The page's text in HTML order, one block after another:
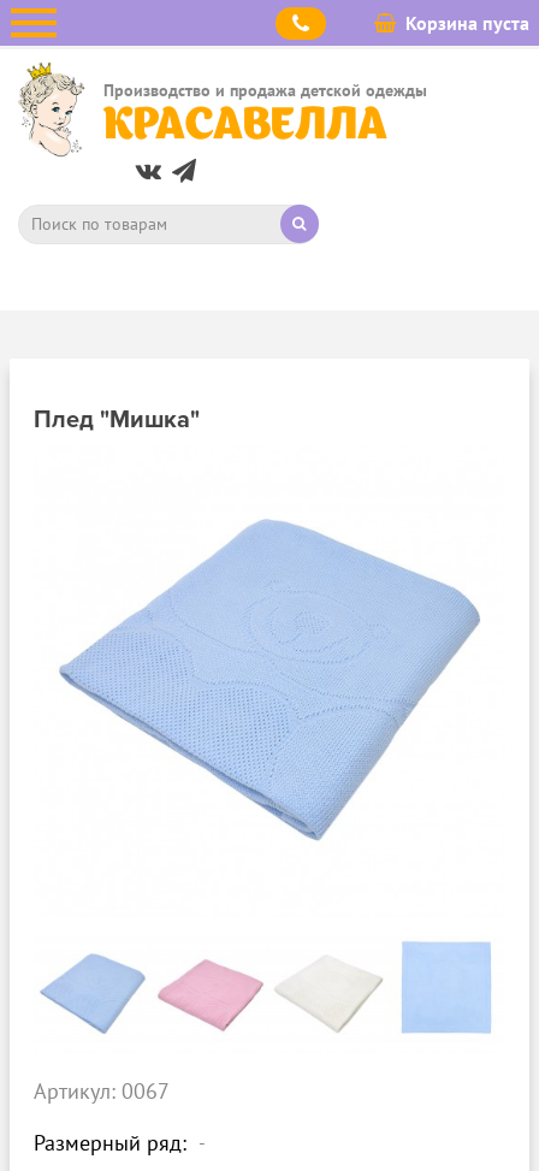
Производство и продажа детской одежды
КРАСАВЕЛЛА
Корзина пуста
Плед "Мишка"
Артикул: 0067
Размерный ряд: -